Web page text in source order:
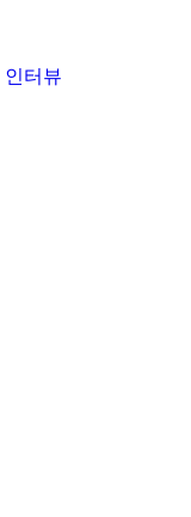
터뷰